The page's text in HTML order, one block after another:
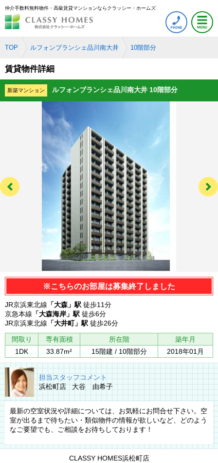
仲介手数料無料物件・高級賃貸マンションならクラッシー・ホームズ
TOP ルフォンブランシェ品川南大井 10階部分
賃貸物件詳細
新築マンション ルフォンブランシェ品川南大井 10階部分
※こちらのお部屋は募集終了しました
JR京浜東北線 「大森」駅 徒歩11分
京急本線 「大森海岸」駅 徒歩6分
JR京浜東北線 「大井町」駅 徒歩26分
間取り 専有面積 所在階
築年月
1DK
33.87m² 15階建 / 10階部分 2018年01月
担当スタッフコメント
浜松町店 大谷 由希子
最新の空室状況や詳細については、お気軽にお問合せ下さい。空
室が出るまで待ちたい・類似物件の情報が欲しいなど、どのよう
なご要望でも、ご相談をお待ちしております！
CLASSY HOMES浜松町店